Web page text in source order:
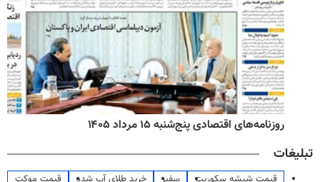
روزنامه‌های اقتصادی پنج‌شنبه ۱۵ مرداد ۱۴۰۵
تبلیغات